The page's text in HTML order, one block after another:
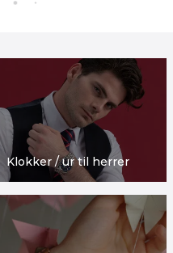
Klokker / ur til herrer